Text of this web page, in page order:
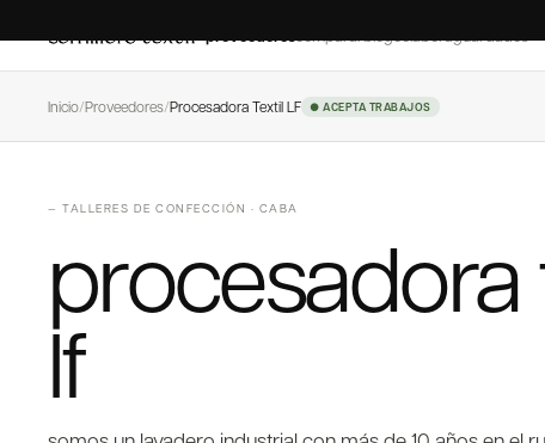
Inicio/Proveedores/Procesadora Textil LF ● ACEPTA TRABAJOS
— TALLERES DE CONFECCIÓN · CABA
procesadora
lf